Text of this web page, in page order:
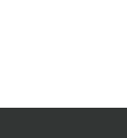
die